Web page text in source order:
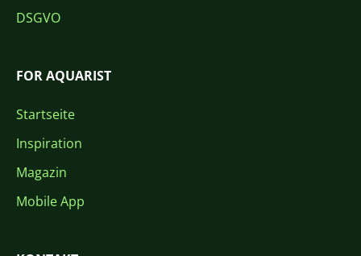
DSGVO
FOR AQUARIST
Startseite
Inspiration
Magazin
Mobile App